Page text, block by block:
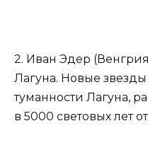
2. Иван Эдер
Лагуна. Новые
туманности Лагуна,
в 5000 световых лет